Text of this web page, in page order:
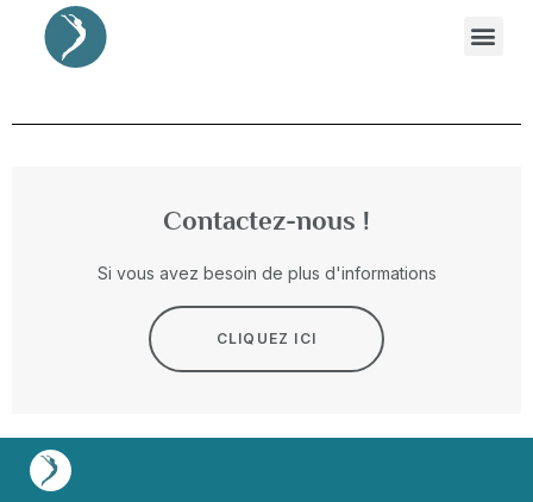
Contactez-nous !
Si vous avez besoin de plus d'informations
CLIQUEZ ICI